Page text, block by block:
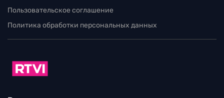
Пользовательское соглашение
Политика обработки персональных данных